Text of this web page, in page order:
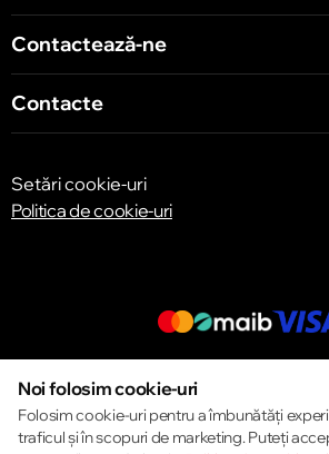
Contactează-ne
Contacte
Setări cookie-uri
Politica de cookie-uri
© 2013 – 2026 ECOM
Noi folosim cookie-uri
Folosim cookie-uri pentru a îmbunătăți
traficul și în scopuri de marketing. Puteți